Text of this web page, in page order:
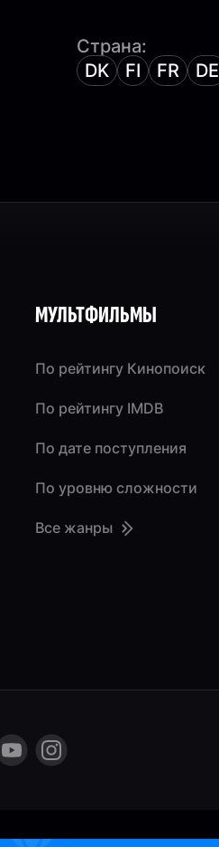
Страна:
DK
FI FR DE
МУЛЬТФИЛЬМЫ
По рейтингу Кинопоиск
По рейтингу IMDB
По дате поступления
По уровню сложности
Все жанры